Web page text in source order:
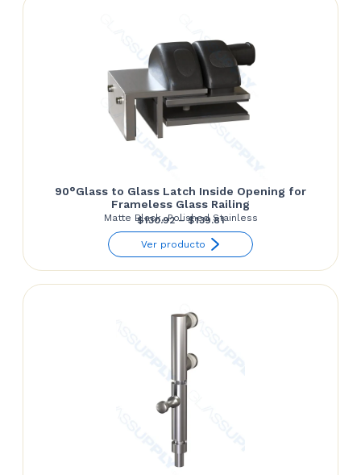
90°Glass to Glass Latch Inside Opening for
Frameless Glass Railing
Matte Black, Polished Stainless
$130.92 – $139.81Price
range:
through
Ver producto